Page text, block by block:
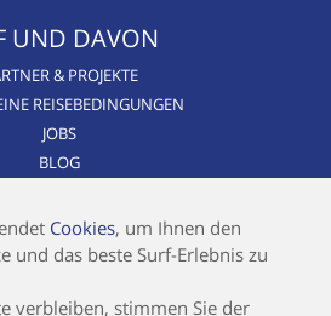
Cookies, um Ihnen den
und das beste Surf-Erlebnis zu
verbleiben, stimmen Sie der
UND DAVON
& PROJEKTE
REISEBEDINGUNGEN
JOBS
BLOG
BLACKLIST
INFOS
KONTAKT